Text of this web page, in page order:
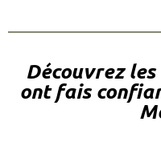
Découvrez
ont fais